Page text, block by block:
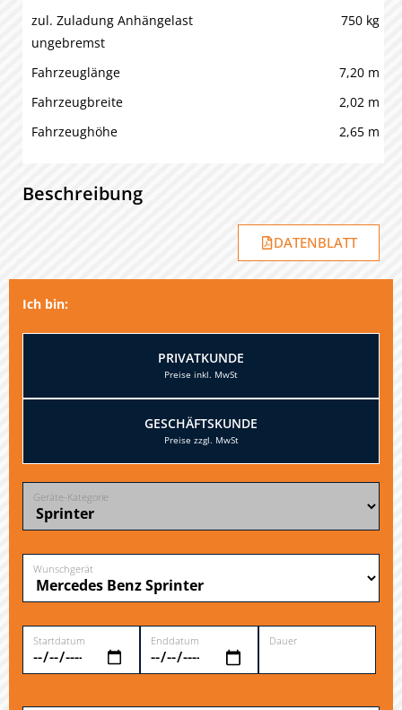
zul. Zuladung Anhängelast
ungebremst
750 kg
Fahrzeuglänge
7,20 m
Fahrzeugbreite
2,02 m
Fahrzeughöhe
2,65 m
Beschreibung
DATENBLATT
Ich bin:
PRIVATKUNDE
GESCHÄFTSKUNDE
Geräte-Kategorie
Wunschgerät
Startdatum Enddatum Dauer